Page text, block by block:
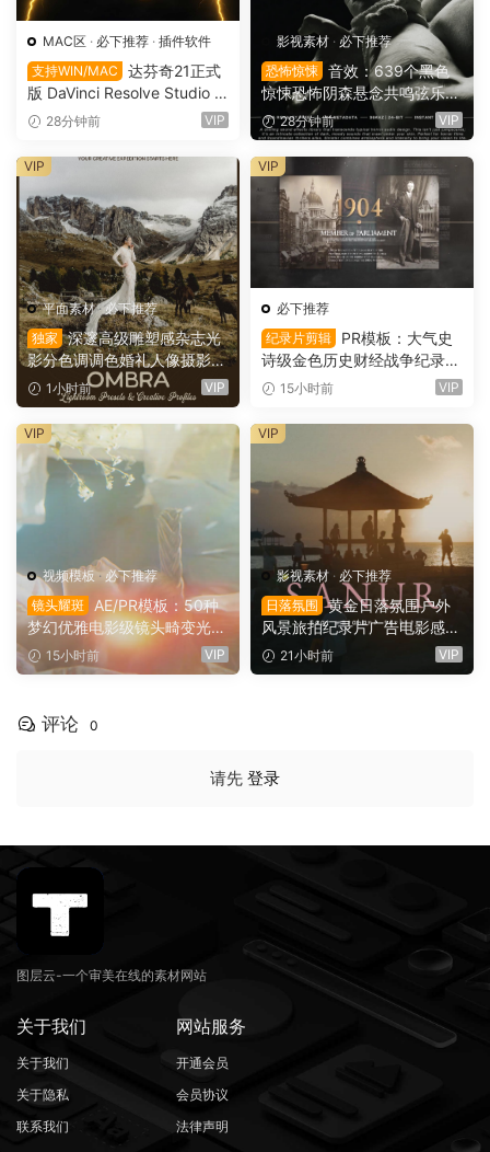
MAC区 · 必下推荐 · 插件软件
支持WIN/MAC
达芬奇21正式
版 DaVinci Resolve Studio 2
1.0.4 支持Win/Mac（9736）
28分钟前 VIP
影视素材 · 必下推荐
恐怖惊悚 音效：639个黑色
惊悚恐怖阴森悬念共鸣弦乐电
影广告游戏音效素材 Ocular
Sounds – Sinister – Horror S
FX
28分钟前 VIP
平面素材·必下推荐
独家
深邃高级雕塑感杂志光
影分色调调色婚礼人像摄影Li
ghtroom预设 Archipelago Q
uest – QUEST 61 OMBRA
（16147）
1小时前 VIP
VIP
必下推荐
纪录片剪辑
PR模板：大气史
诗级金色历史财经战争纪录片
时间线开场片头（16146）
15小时前 VIP
VIP
视频模板· 必下推荐
镜头耀斑
AE/PR模板：50种
梦幻优雅电影级镜头畸变光学
镜头耀斑折射漏光4K婚礼、
音乐、剪辑转场叠加模板（16
15小时前 VIP
VIP
影视素材 · 必下推荐
日落氛围
黄金日落氛围户外
风景旅拍纪录片广告电影感短
片达芬奇调色节点+LUT调色
预设（16144）
21小时前 VIP
VIP
评论 0
请先 登录
图层云-一个审美在线的素材网站
关于我们
关于我们
关于隐私
联系我们
网站服务
开通会员
会员协议
法律声明